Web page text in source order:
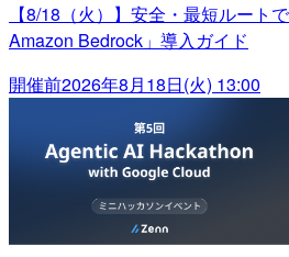
【8/18（火）】安全・最短ルート
Amazon Bedrock」導入ガイド
開催前2026年8月18日(火) 13:00